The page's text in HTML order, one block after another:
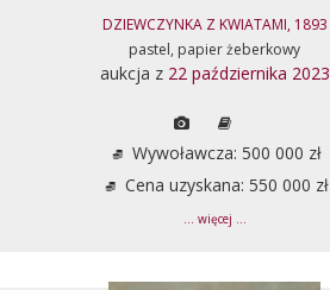
DZIEWCZYNKA Z KWIATAMI, 1893
pastel, papier żeberkowy
aukcja z 22 października 2023
Wywoławcza: 500 000 zł
Cena uzyskana: 550 000 zł
... więcej ...